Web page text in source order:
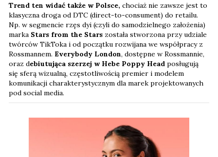
Trend ten widać także w Polsce, chociaż nie zawsze jest to
klasyczna droga od DTC (direct-to-consument) do retailu.
Np. w segmencie rzęs dyi (czyli do samodzielnego założenia)
marka Stars from the Stars została stworzona przy udziale
twórców TikToka i od początku rozwijana we współpracy z
Rossmannem. Everybody London, dostępne w Rossmannie,
oraz debiutująca szerzej w Hebe Poppy Head posługują
się sferą wizualną, częstotliwością premier i modelem
komunikacji charakterystycznym dla marek projektowanych
pod social media.